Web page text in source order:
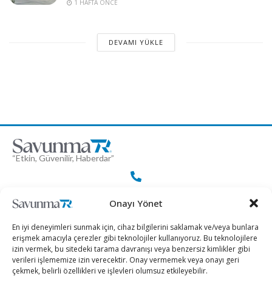
Onayı Yönet
En iyi deneyimleri sunmak için, cihaz bilgilerini saklamak ve/veya bunlara
erişmek amacıyla çerezler gibi teknolojiler kullanıyoruz. Bu teknolojilere
izin vermek, bu sitedeki tarama davranışı veya benzersiz kimlikler gibi
verileri işlememize izin verecektir. Onay vermemek veya onayı geri
çekmek, belirli özellikleri ve işlevleri olumsuz etkileyebilir.
1 HAFTA ÖNCE
DEVAMI YÜKLE
“Etkin, Güvenilir, Haberdar”
+90 530 308 17 96
iletisim@savunmatr.com